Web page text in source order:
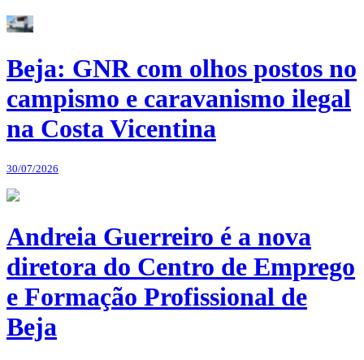
Beja: GNR com olhos postos no
campismo e caravanismo ilegal
na Costa Vicentina
30/07/2026
Andreia Guerreiro é a nova
diretora do Centro de Emprego
e Formação Profissional de
Beja